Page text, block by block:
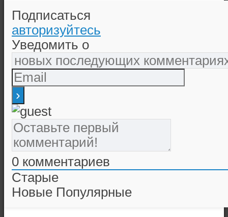
Подписаться
авторизуйтесь
Уведомить о
0 комментариев
Старые
Новые Популярные